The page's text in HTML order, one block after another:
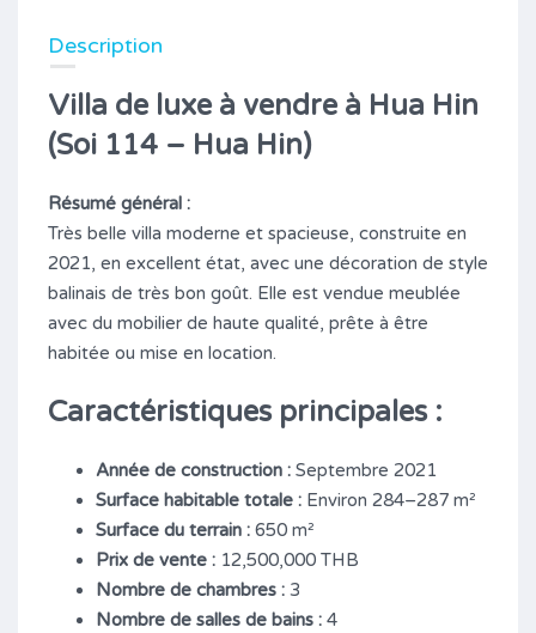
Description
Villa de luxe à vendre à Hua Hin
(Soi 114 – Hua Hin)
Résumé général :
Très belle villa moderne et spacieuse, construite en
2021, en excellent état, avec une décoration de style
balinais de très bon goût. Elle est vendue meublée
avec du mobilier de haute qualité, prête à être
habitée ou mise en location.
Caractéristiques principales :
Année de construction : Septembre 2021
Surface habitable totale : Environ 284–287 m²
Surface du terrain : 650 m²
Prix de vente : 12,500,000 THB
Nombre de chambres : 3
Nombre de salles de bains : 4